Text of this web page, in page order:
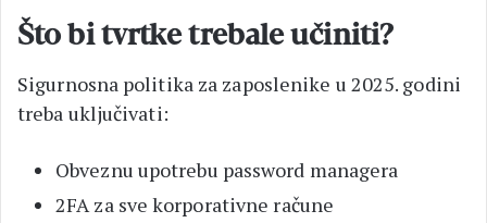
Što bi tvrtke trebale učiniti?
Sigurnosna politika za zaposlenike u 2025. godini
treba uključivati:
Obveznu upotrebu password managera
2FA za sve korporativne račune